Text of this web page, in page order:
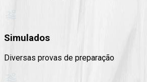
Simulados
Diversas provas de preparação